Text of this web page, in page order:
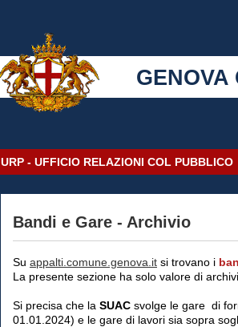
GENOVA
URP - UFFICIO RELAZIONI COL PUBBLICO
Bandi e Gare - Archivio
Su appalti.comune.genova.it si trovano i
La presente sezione ha solo valore di
Si precisa che la SUAC svolge le gare di
01.01.2024) e le gare di lavori sia sopra